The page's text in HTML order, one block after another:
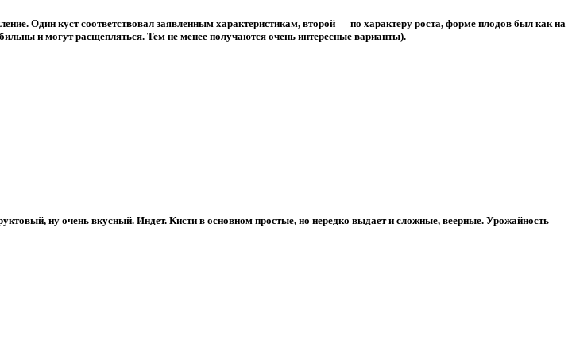
Один куст соответствовал заявленным характеристикам, второй — по характеру роста, форме плодов был как на
и могут расщепляться. Тем не менее получаются очень интересные варианты).
ну очень вкусный. Индет. Кисти в основном простые, но нередко выдает и сложные, веерные. Урожайность